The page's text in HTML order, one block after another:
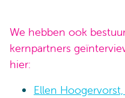
We hebben ook
kernpartners
hier:
Ellen